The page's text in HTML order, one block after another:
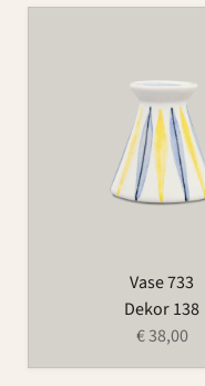
Vase 733
Dekor 138
€ 38,00